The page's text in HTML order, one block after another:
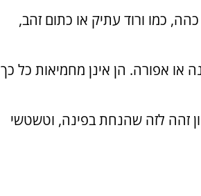
כמו ורוד עתיק או כתום זהב,
או אפורה. הן אינן מחמיאות כל כך
זהה לזה שהנחת בפינה, וטשטשי